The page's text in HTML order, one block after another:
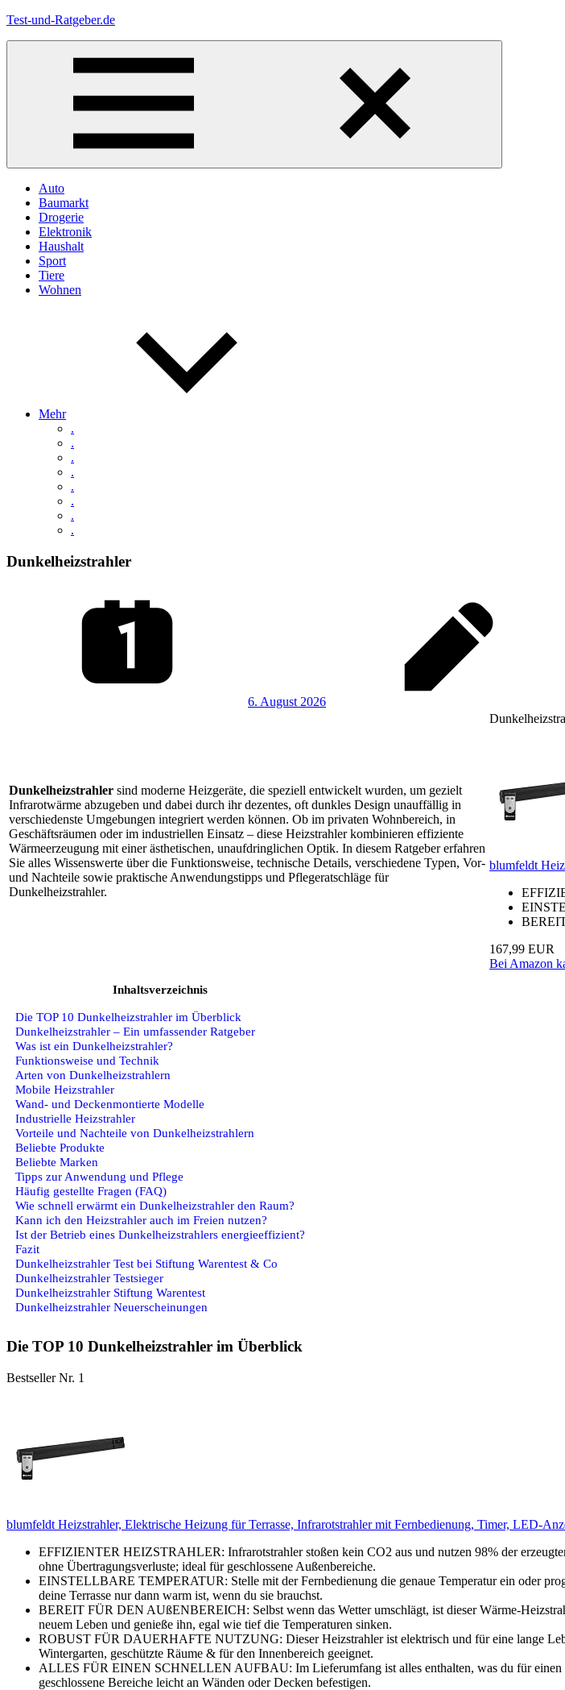
Zum
Test-und-Ratgeber.de
Menü
Auto
Baumarkt
Drogerie
Elektronik
Haushalt
Sport
Tiere
Wohnen
Mehr
.
.
.
.
.
.
.
.
Dunkelheizstrahler
6. August 2026
Dunkelheizstrahler sind moderne Heizgeräte, die speziell entwickelt wurden, um gezielt
Infrarotwärme abzugeben und dabei durch ihr dezentes, oft dunkles Design unauffällig in
verschiedenste Umgebungen integriert werden können. Ob im privaten Wohnbereich, in
Geschäftsräumen oder im industriellen Einsatz – diese Heizstrahler kombinieren effiziente
Wärmeerzeugung mit einer ästhetischen, unaufdringlichen Optik. In diesem Ratgeber erfahren
Sie alles Wissenswerte über die Funktionsweise, technische Details, verschiedene Typen, Vor-
und Nachteile sowie praktische Anwendungstipps und Pflegeratschläge für
Dunkelheizstrahler.
blumfeldt
167,99 EUR
Bei Amazon
Inhaltsverzeichnis
Die TOP 10 Dunkelheizstrahler im Überblick
Dunkelheizstrahler – Ein umfassender Ratgeber
Was ist ein Dunkelheizstrahler?
Funktionsweise und Technik
Arten von Dunkelheizstrahlern
Mobile Heizstrahler
Wand- und Deckenmontierte Modelle
Industrielle Heizstrahler
Vorteile und Nachteile von Dunkelheizstrahlern
Beliebte Produkte
Beliebte Marken
Tipps zur Anwendung und Pflege
Häufig gestellte Fragen (FAQ)
Wie schnell erwärmt ein Dunkelheizstrahler den Raum?
Kann ich den Heizstrahler auch im Freien nutzen?
Ist der Betrieb eines Dunkelheizstrahlers energieeffizient?
Fazit
Dunkelheizstrahler Test bei Stiftung Warentest & Co
Dunkelheizstrahler Testsieger
Dunkelheizstrahler Stiftung Warentest
Dunkelheizstrahler Neuerscheinungen
Die TOP 10 Dunkelheizstrahler im Überblick
Bestseller Nr. 1
blumfeldt Heizstrahler, Elektrische Heizung für Terrasse, Infrarotstrahler mit Fernbedienung, Timer, LED-
EFFIZIENTER HEIZSTRAHLER: Infrarotstrahler stoßen kein CO2 aus und nutzen 98% der
ohne Übertragungsverluste; ideal für geschlossene Außenbereiche.
EINSTELLBARE TEMPERATUR: Stelle mit der Fernbedienung die genaue Temperatur ein oder
deine Terrasse nur dann warm ist, wenn du sie brauchst.
BEREIT FÜR DEN AUßENBEREICH: Selbst wenn das Wetter umschlägt, ist dieser Wärme-
neuem Leben und genieße ihn, egal wie tief die Temperaturen sinken.
ROBUST FÜR DAUERHAFTE NUTZUNG: Dieser Heizstrahler ist elektrisch und für eine lange
Wintergarten, geschützte Räume & für den Innenbereich geeignet.
ALLES FÜR EINEN SCHNELLEN AUFBAU: Im Lieferumfang ist alles enthalten, was du für einen
geschlossene Bereiche leicht an Wänden oder Decken befestigen.